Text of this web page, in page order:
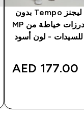
ليجنز Tempo بدون
درزات خياطة من MP
للسيدات - لون أسود
177.00 AED‎